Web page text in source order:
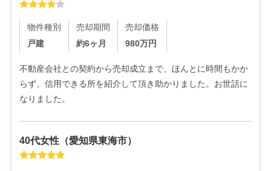
物件種別
戸建
売却期間
約6ヶ月
売却価格
980万円
不動産会社との契約から売却成立まで、ほんとに時間もかか
らず、信用できる所を紹介して頂き助かりました。お世話に
なりました。
40代女性 （愛知県東海市）